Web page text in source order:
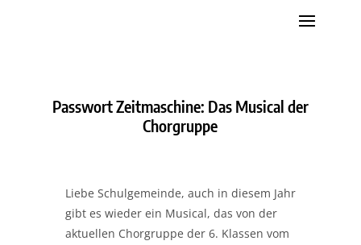
Passwort Zeitmaschine: Das Musical der
Chorgruppe
Liebe Schulgemeinde, auch in diesem Jahr
gibt es wieder ein Musical, das von der
aktuellen Chorgruppe der 6. Klassen vom